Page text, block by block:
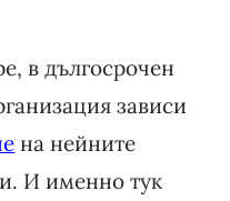
в дългосрочен
зависи
на нейните
И именно тук